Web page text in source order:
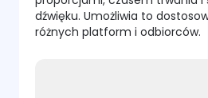
dźwięku. Umożliwia to
różnych platform i odbiorców.